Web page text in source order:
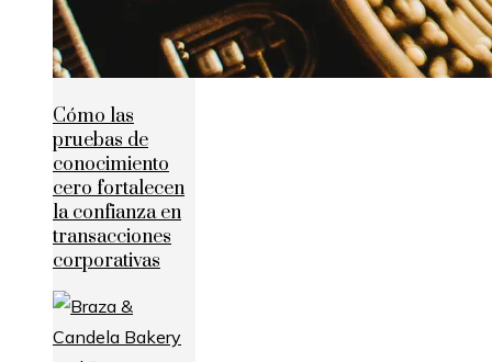
Cómo las
pruebas de
conocimiento
cero fortalecen
la confianza en
transacciones
corporativas